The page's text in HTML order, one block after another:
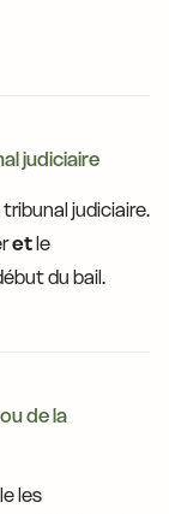
judiciaire
judiciaire.
etle
du bail.
de la
les